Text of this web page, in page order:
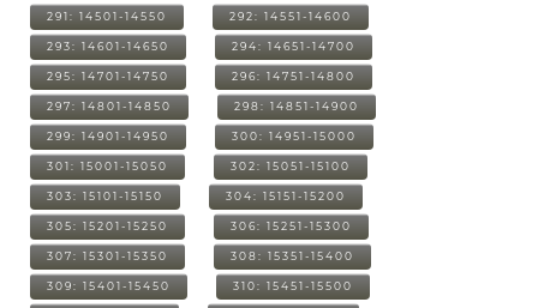
291: 14501-14550 292: 14551-14600
293: 14601-14650 294: 14651-14700
295: 14701-14750 296: 14751-14800
297: 14801-14850 298: 14851-14900
299: 14901-14950 300: 14951-15000
301: 15001-15050 302: 15051-15100
303: 15101-15150 304: 15151-15200
305: 15201-15250 306: 15251-15300
307: 15301-15350 308: 15351-15400
309: 15401-15450 310: 15451-15500